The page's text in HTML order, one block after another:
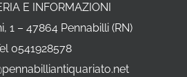
E INFORMAZIONI
1 – 47864 Pennabilli (RN)
0541928578